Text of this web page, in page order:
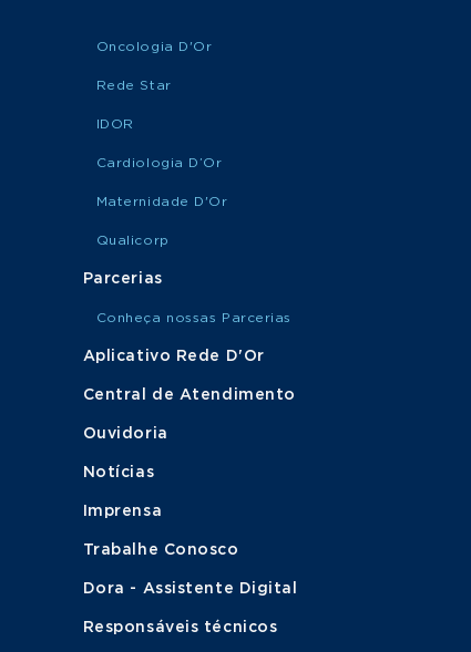
Oncologia D'Or
Rede Star
IDOR
Cardiologia D’Or
Maternidade D'Or
Qualicorp
Parcerias
Conheça nossas Parcerias
Aplicativo Rede D'Or
Central de Atendimento
Ouvidoria
Notícias
Imprensa
Trabalhe Conosco
Dora - Assistente Digital
Responsáveis técnicos